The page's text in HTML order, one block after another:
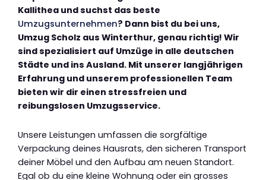
Kallithea und suchst das beste
Umzugsunternehmen? Dann bist du bei uns,
Umzug Scholz aus Winterthur, genau richtig! Wir
sind spezialisiert auf Umzüge in alle deutschen
Städte und ins Ausland. Mit unserer langjährigen
Erfahrung und unserem professionellen Team
bieten wir dir einen stressfreien und
reibungslosen Umzugsservice.
Unsere Leistungen umfassen die sorgfältige
Verpackung deines Hausrats, den sicheren Transport
deiner Möbel und den Aufbau am neuen Standort.
Egal ob du eine kleine Wohnung oder ein grosses